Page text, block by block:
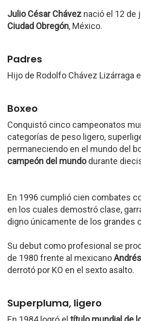
Julio César Chávez nació el 12 de
Ciudad Obregón, México.
Padres
Hijo de Rodolfo Chávez Lizárraga
Boxeo
Conquistó cinco campeonatos
categorías de peso ligero,
permaneciendo en el mundo del
campeón del mundodurante
En 1996 cumplió cien combates
en los cuales demostró clase,
digno únicamente de los grandes
Su debut como profesional se
de 1980 frente al mexicano
derrotó por KO en el sexto asalto.
Superpluma, ligero